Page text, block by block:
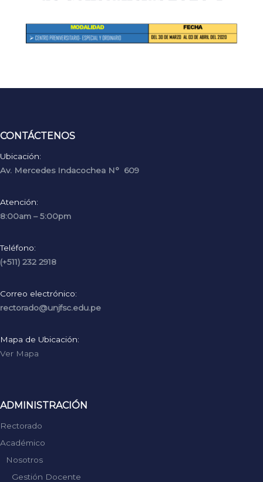
CONTÁCTENOS
Ubicación:
Av. Mercedes Indacochea N° 609
Atención:
8:00am – 5:00pm
Teléfono:
(+511) 232 2918
Correo electrónico:
rectorado@unjfsc.edu.pe
Mapa de Ubicación:
Ver Mapa
ADMINISTRACIÓN
Rectorado
Académico
Nosotros
Gestión Docente